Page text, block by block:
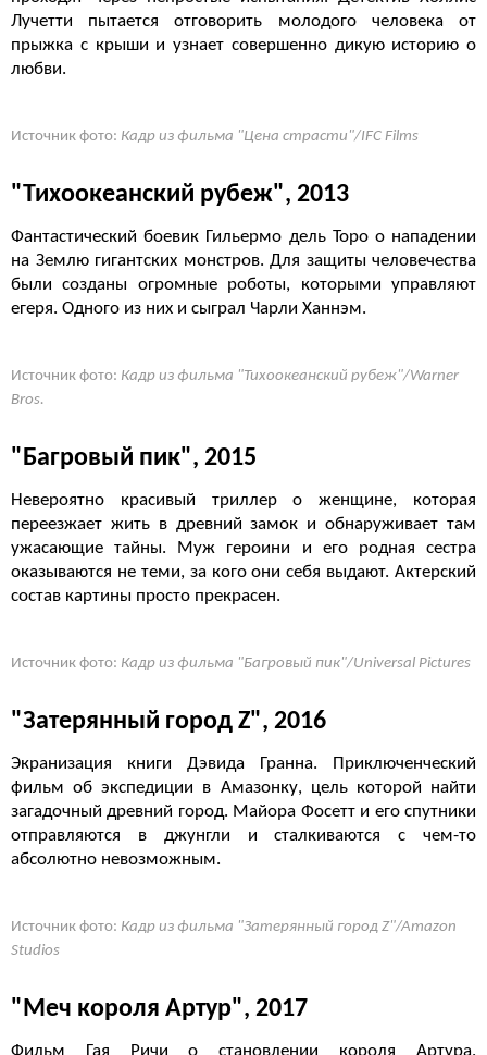
Лучетти пытается отговорить молодого человека от
прыжка с крыши и узнает совершенно дикую историю о
любви.
Источник фото: Кадр из фильма "Цена страсти"/IFC Films
"Тихоокеанский рубеж", 2013
Фантастический боевик Гильермо дель Торо о нападении
на Землю гигантских монстров. Для защиты человечества
были созданы огромные роботы, которыми управляют
егеря. Одного из них и сыграл Чарли Ханнэм.
Источник фото: Кадр из фильма "Тихоокеанский рубеж"/Warner
Bros.
"Багровый пик", 2015
Невероятно красивый триллер о женщине, которая
переезжает жить в древний замок и обнаруживает там
ужасающие тайны. Муж героини и его родная сестра
оказываются не теми, за кого они себя выдают. Актерский
состав картины просто прекрасен.
Источник фото: Кадр из фильма "Багровый пик"/Universal Pictures
"Затерянный город Z", 2016
Экранизация книги Дэвида Гранна. Приключенческий
фильм об экспедиции в Амазонку, цель которой найти
загадочный древний город. Майора Фосетт и его спутники
отправляются в джунгли и сталкиваются с чем-то
абсолютно невозможным.
Источник фото: Кадр из фильма "Затерянный город Z"/Amazon
Studios
"Меч короля Артур", 2017
Фильм Гая Ричи о становлении короля Артура.